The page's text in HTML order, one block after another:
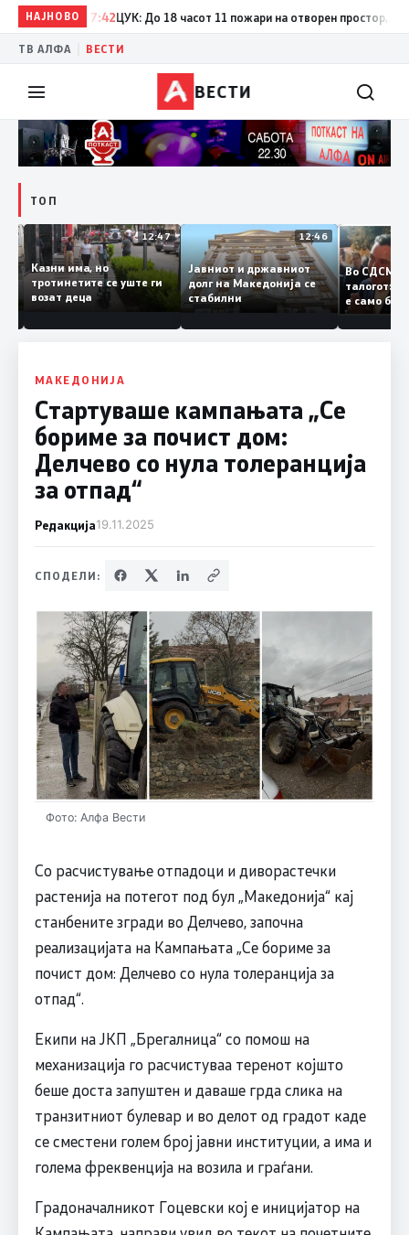
НАЈНОВО
17:42ЦУК: До 18 часот 11 пожари на отворен простор, од кои
ТВ АЛФА ВЕСТИ
ВЕСТИ
ТОП
12:50 12:47
Казни има, но
тротинетите се уште ги
возат деца
12:46
Јавниот и државниот
долг на Македонија се
стабилни
Во
е само
копија
Заев
МАКЕДОНИЈА
Стартуваше кампањата „Се
бориме за почист дом:
Делчево со нула толеранција
за отпад“
Редакција19.11.2025
СПОДЕЛИ:
Фото: Алфа Вести
Со расчистување отпадоци и диворастечки
растенија на потегот под бул „Македонија“ кај
станбените згради во Делчево, започна
реализацијата на Кампањата „Се бориме за
почист дом: Делчево со нула толеранција за
отпад“.
Екипи на ЈКП „Брегалница“ со помош на
механизација го расчистуваа теренот којшто
беше доста запуштен и даваше грда слика на
транзитниот булевар и во делот од градот каде
се сместени голем број јавни институции, а има и
голема фреквенција на возила и граѓани.
Градоначалникот Гоцевски кој е иницијатор на